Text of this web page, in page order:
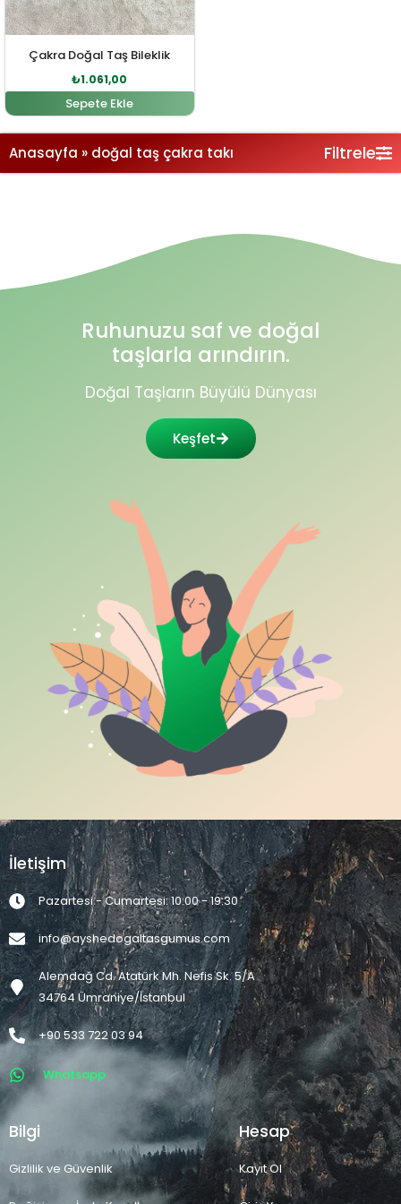
Çakra Doğal Taş Bileklik
₺1.061,00
Sepete Ekle
Anasayfa » doğal taş çakra takı Filtrele
Ruhunuzu saf ve doğal
taşlarla arındırın.
Doğal Taşların Büyülü Dünyası
Keşfet
İletişim
Pazartesi - Cumartesi: 10:00 - 19:30
info@ayshedogaltasgumus.com
Alemdağ Cd. Atatürk Mh. Nefis Sk. 5/A
34764 Ümraniye/İstanbul
+90 533 722 03 94
Whatsapp
Bilgi
Gizlilik ve Güvenlik
Hesap
Kayıt Ol